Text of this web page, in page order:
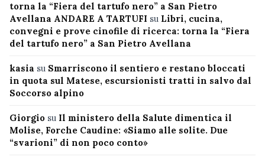
torna la “Fiera del tartufo nero” a San Pietro
Avellana ANDARE A TARTUFI su Libri, cucina,
convegni e prove cinofile di ricerca: torna la “Fiera
del tartufo nero” a San Pietro Avellana
kasia su Smarriscono il sentiero e restano bloccati
in quota sul Matese, escursionisti tratti in salvo dal
Soccorso alpino
Giorgio su Il ministero della Salute dimentica il
Molise, Forche Caudine: «Siamo alle solite. Due
“svarioni” di non poco conto»